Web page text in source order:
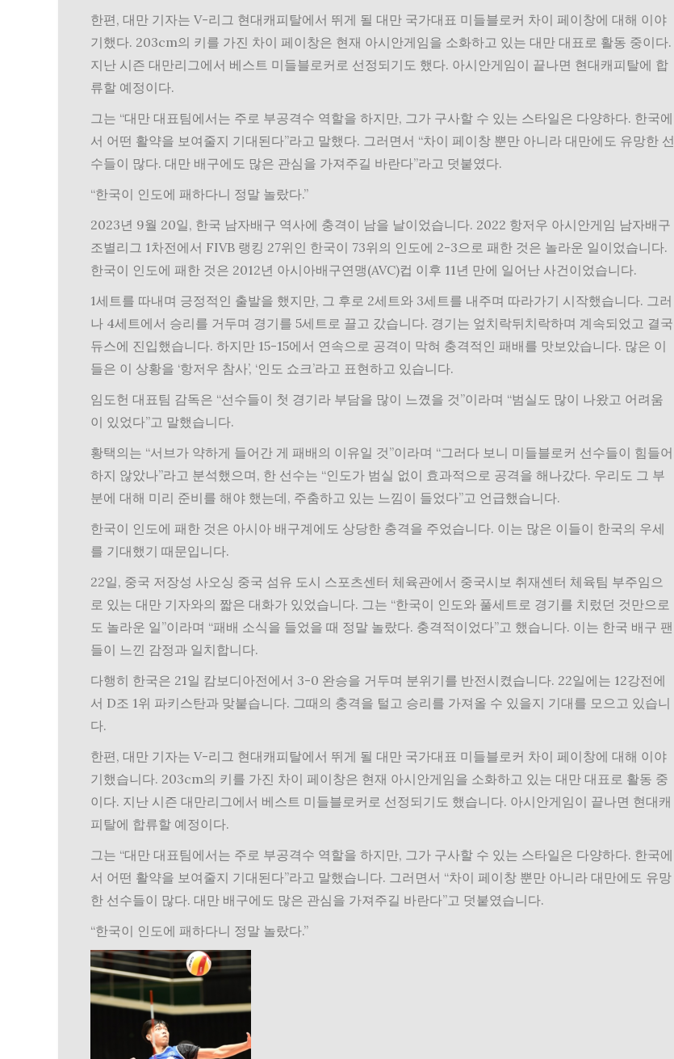
한편, 대만 기자는 V-리그 현대캐피탈에서 뛰게 될 대만 국가대표 미들블로커 차이 페이창에 대해 이야
기했다. 203cm의 키를 가진 차이 페이창은 현재 아시안게임을 소화하고 있는 대만 대표로 활동 중이다.
지난 시즌 대만리그에서 베스트 미들블로커로 선정되기도 했다. 아시안게임이 끝나면 현대캐피탈에 합
류할 예정이다.
그는 “대만 대표팀에서는 주로 부공격수 역할을 하지만, 그가 구사할 수 있는 스타일은 다양하다. 한국에
서 어떤 활약을 보여줄지 기대된다”라고 말했다. 그러면서 “차이 페이창 뿐만 아니라 대만에도 유망한 선
수들이 많다. 대만 배구에도 많은 관심을 가져주길 바란다”라고 덧붙였다.
“한국이 인도에 패하다니 정말 놀랐다.”
2023년 9월 20일, 한국 남자배구 역사에 충격이 남을 날이었습니다. 2022 항저우 아시안게임 남자배구
조별리그 1차전에서 FIVB 랭킹 27위인 한국이 73위의 인도에 2-3으로 패한 것은 놀라운 일이었습니다.
한국이 인도에 패한 것은 2012년 아시아배구연맹(AVC)컵 이후 11년 만에 일어난 사건이었습니다.
1세트를 따내며 긍정적인 출발을 했지만, 그 후로 2세트와 3세트를 내주며 따라가기 시작했습니다. 그러
나 4세트에서 승리를 거두며 경기를 5세트로 끌고 갔습니다. 경기는 엎치락뒤치락하며 계속되었고 결국
듀스에 진입했습니다. 하지만 15-15에서 연속으로 공격이 막혀 충격적인 패배를 맛보았습니다. 많은 이
들은 이 상황을 ‘항저우 참사’, ‘인도 쇼크’라고 표현하고 있습니다.
임도헌 대표팀 감독은 “선수들이 첫 경기라 부담을 많이 느꼈을 것”이라며 “범실도 많이 나왔고 어려움
이 있었다”고 말했습니다.
황택의는 “서브가 약하게 들어간 게 패배의 이유일 것”이라며 “그러다 보니 미들블로커 선수들이 힘들어
하지 않았나”라고 분석했으며, 한 선수는 “인도가 범실 없이 효과적으로 공격을 해나갔다. 우리도 그 부
분에 대해 미리 준비를 해야 했는데, 주춤하고 있는 느낌이 들었다”고 언급했습니다.
한국이 인도에 패한 것은 아시아 배구계에도 상당한 충격을 주었습니다. 이는 많은 이들이 한국의 우세
를 기대했기 때문입니다.
22일, 중국 저장성 사오싱 중국 섬유 도시 스포츠센터 체육관에서 중국시보 취재센터 체육팀 부주임으
로 있는 대만 기자와의 짧은 대화가 있었습니다. 그는 “한국이 인도와 풀세트로 경기를 치렀던 것만으로
도 놀라운 일”이라며 “패배 소식을 들었을 때 정말 놀랐다. 충격적이었다”고 했습니다. 이는 한국 배구 팬
들이 느낀 감정과 일치합니다.
다행히 한국은 21일 캄보디아전에서 3-0 완승을 거두며 분위기를 반전시켰습니다. 22일에는 12강전에
서 D조 1위 파키스탄과 맞붙습니다. 그때의 충격을 털고 승리를 가져올 수 있을지 기대를 모으고 있습니
다.
한편, 대만 기자는 V-리그 현대캐피탈에서 뛰게 될 대만 국가대표 미들블로커 차이 페이창에 대해 이야
기했습니다. 203cm의 키를 가진 차이 페이창은 현재 아시안게임을 소화하고 있는 대만 대표로 활동 중
이다. 지난 시즌 대만리그에서 베스트 미들블로커로 선정되기도 했습니다. 아시안게임이 끝나면 현대캐
피탈에 합류할 예정이다.
그는 “대만 대표팀에서는 주로 부공격수 역할을 하지만, 그가 구사할 수 있는 스타일은 다양하다. 한국에
서 어떤 활약을 보여줄지 기대된다”라고 말했습니다. 그러면서 “차이 페이창 뿐만 아니라 대만에도 유망
한 선수들이 많다. 대만 배구에도 많은 관심을 가져주길 바란다”고 덧붙였습니다.
“한국이 인도에 패하다니 정말 놀랐다.”